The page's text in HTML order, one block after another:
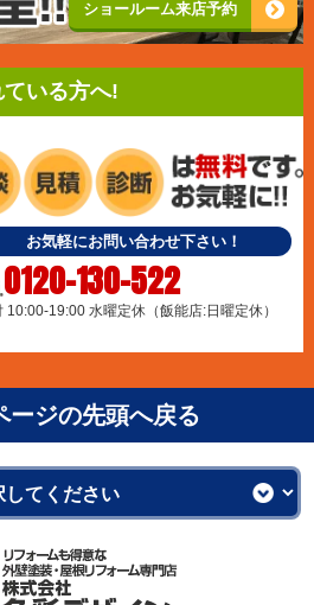
ショールーム来店予約
いる方へ!
お気軽にお問い合わせ下さい！
0120-130-522
10:00-19:00 水曜定休（飯能店:日曜定休）
ージの先頭へ戻る